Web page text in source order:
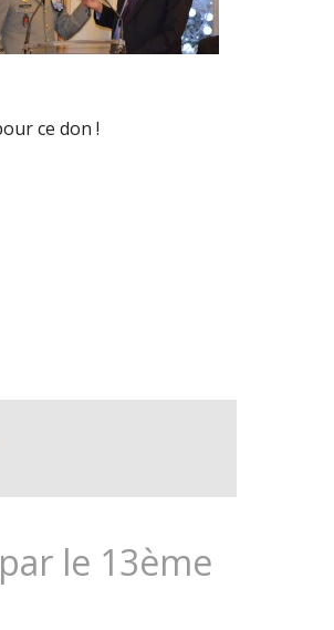
ce don !
13ÈME
le 13ème